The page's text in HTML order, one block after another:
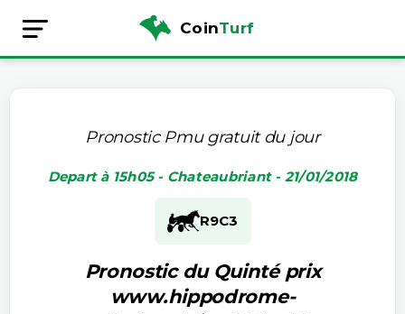
CoinTurf
Pronostic Pmu gratuit du jour
Depart à 15h05 - Chateaubriant - 21/01/2018
R9C3
Pronostic du Quinté prix
www.hippodrome-